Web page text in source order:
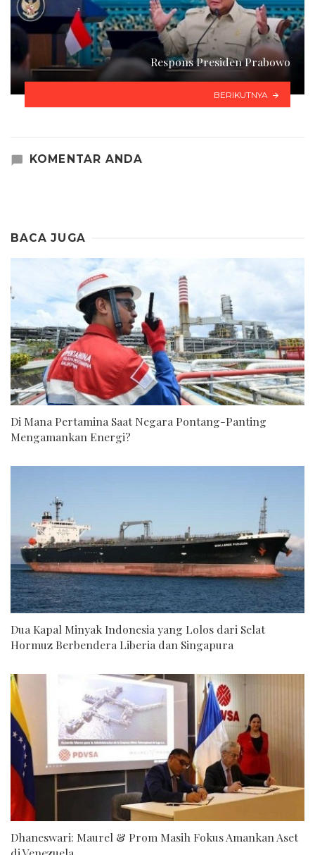
Respons Presiden Prabowo
BERIKUTNYA
KOMENTAR ANDA
BACA JUGA
Di Mana Pertamina Saat Negara Pontang-Panting
Mengamankan Energi?
Dua Kapal Minyak Indonesia yang Lolos dari Selat
Hormuz Berbendera Liberia dan Singapura
Dhaneswari: Maurel & Prom Masih Fokus Amankan Aset